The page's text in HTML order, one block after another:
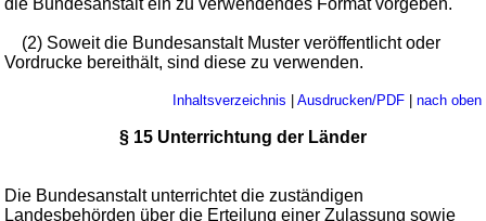
(2) Soweit die Bundesanstalt Muster veröffentlicht oder
Vordrucke bereithält, sind diese zu verwenden.
Inhaltsverzeichnis | Ausdrucken/PDF| nach oben
§ 15 Unterrichtung der Länder
Die Bundesanstalt unterrichtet die zuständigen
Landesbehörden über die Erteilung einer Zulassung sowie